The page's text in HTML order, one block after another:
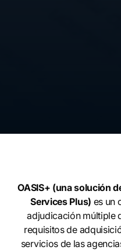
OASIS+ (una solución
Services Plus) es un
adjudicación múltiple
requisitos de
servicios de las